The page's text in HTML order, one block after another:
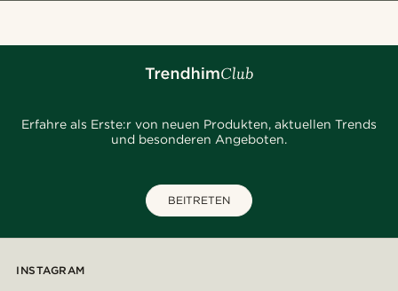
Erfahre als Erste:r von neuen Produkten, aktuellen Trends
und besonderen Angeboten.
BEITRETEN
INSTAGRAM